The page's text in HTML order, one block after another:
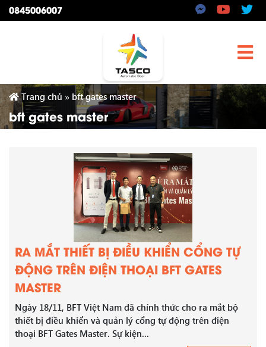
0845006007
Trang chủ » bft gates master
bft gates master
RA MẮT THIẾT BỊ ĐIỀU KHIỂN CỔNG TỰ
ĐỘNG TRÊN ĐIỆN THOẠI BFT GATES
MASTER
Ngày 18/11, BFT Việt Nam đã chính thức cho ra mắt bộ
thiết bị điều khiển và quản lý cổng tự động trên điện
thoại BFT Gates Master. Sự kiện...